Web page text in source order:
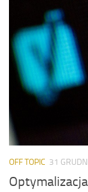
OFF TOPIC 31